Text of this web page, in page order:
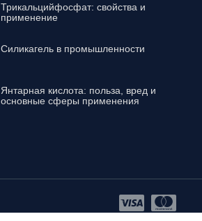
Трикальцийфосфат: свойства и
применение
Силикагель в промышленности
Янтарная кислота: польза, вред и
основные сферы применения